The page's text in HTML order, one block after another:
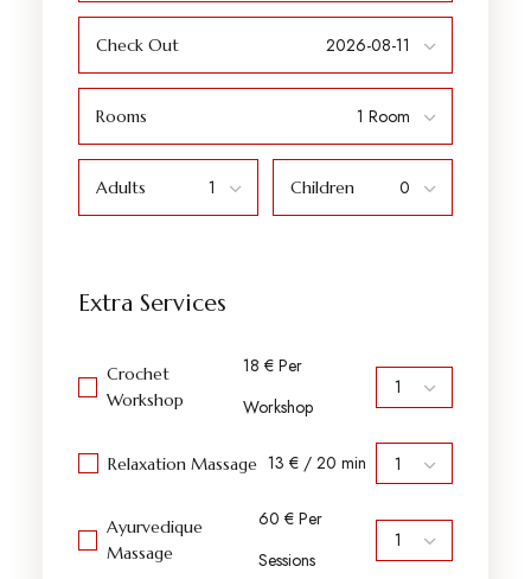
Check Out
Rooms
Adults Children
Extra Services
Crochet
Workshop
18 € Per
Workshop
Relaxation Massage 13 € / 20 min
Ayurvedique
Massage
60 € Per
Sessions